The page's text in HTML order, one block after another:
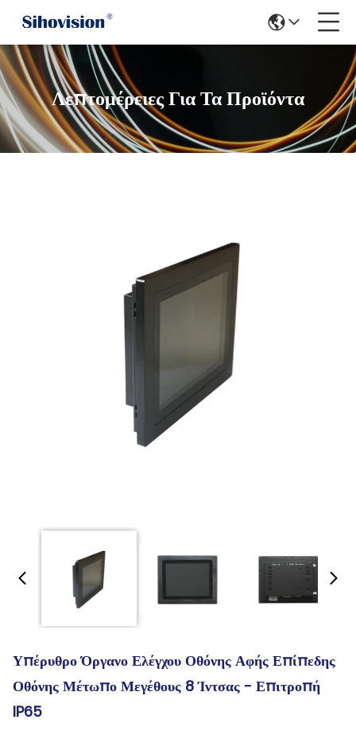
Λεπτομέρειες Για Τα Προϊόντα
Υπέρυθρο Όργανο Ελέγχου Οθόνης Αφής Επίπεδης
Οθόνης Μέτωπο Μεγέθους 8 Ίντσας - Επιτροπή
IP65